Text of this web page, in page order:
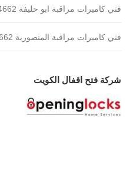
فني كاميرات مراقبة ابو حليفة 55704662 كاميرات ذكية
فني كاميرات مراقبة المنصورية 55704662 لكافة الخدمات
شركة فتح اقفال الكويت